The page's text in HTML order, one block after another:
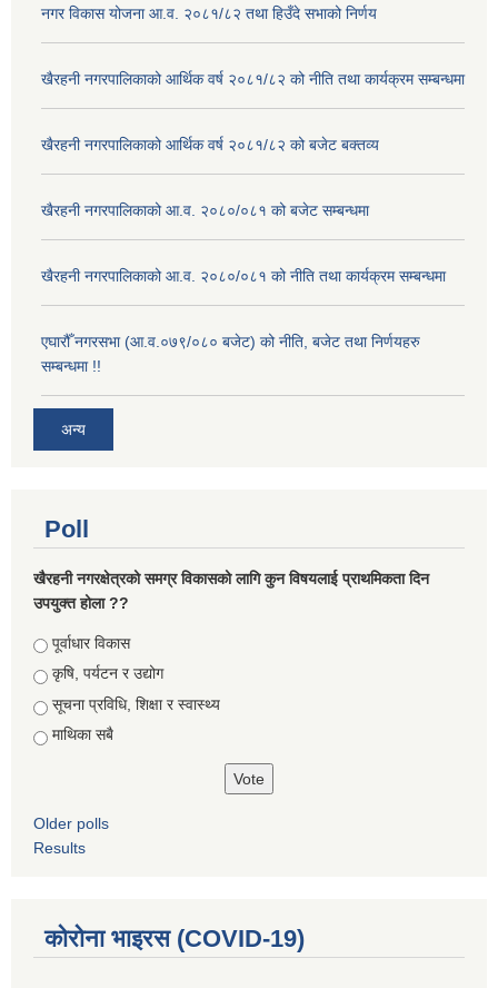
नगर विकास योजना आ.व. २०८१/८२ तथा हिउँदे सभाको निर्णय
खैरहनी नगरपालिकाको आर्थिक वर्ष २०८१/८२ को नीति तथा कार्यक्रम सम्बन्धमा
खैरहनी नगरपालिकाको आर्थिक वर्ष २०८१/८२ को बजेट बक्तव्य
खैरहनी नगरपालिकाको आ.व. २०८०/०८१ को बजेट सम्बन्धमा
खैरहनी नगरपालिकाको आ.व. २०८०/०८१ को नीति तथा कार्यक्रम सम्बन्धमा
एघारौँ नगरसभा (आ.व.०७९/०८० बजेट) को नीति, बजेट तथा निर्णयहरु
सम्बन्धमा !!
अन्य
Poll
खैरहनी नगरक्षेत्रको समग्र विकासको लागि कुन विषयलाई प्राथमिकता दिन
उपयुक्त होला ??
Choices
पूर्वाधार विकास
कृषि, पर्यटन र उद्योग
सूचना प्रविधि, शिक्षा र स्वास्थ्य
माथिका सबै
Older polls
Results
कोरोना भाइरस (COVID-19)